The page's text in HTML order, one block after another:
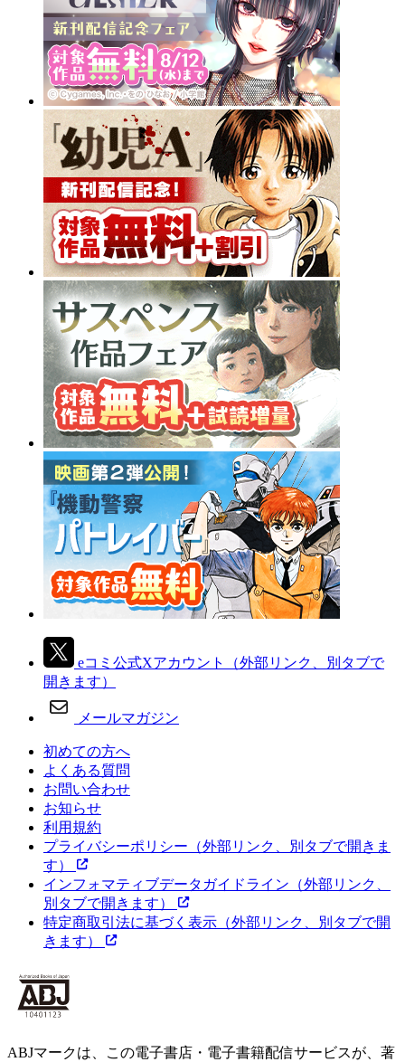
eコミ公式Xアカウント
（外部リンク、別タブで
開きます）
メールマガジン
初めての方へ
よくある質問
お問い合わせ
お知らせ
利用規約
プライバシーポリシー （外部リンク、別タブで開きま
す）
インフォマティブデータガイドライン （外部リンク、
別タブで開きます）
特定商取引法に基づく表示 （外部リンク、別タブで開
きます）
ABJマークは、この電子書店・電子書籍配信サービスが、著